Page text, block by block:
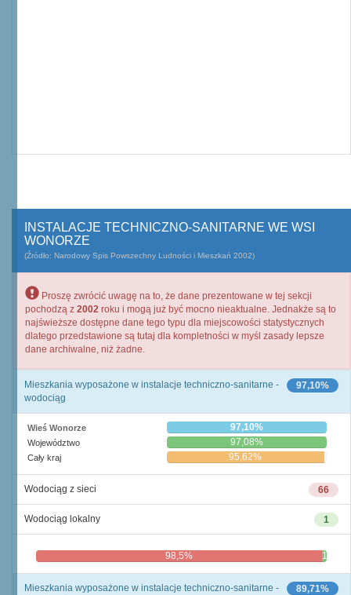
INSTALACJE TECHNICZNO-SANITARNE WE WSI
WONORZE
(Źródło: Narodowy Spis Powszechny Ludności i Mieszkań 2002)
Proszę zwrócić uwagę na to, że dane prezentowane w tej sekcji
pochodzą z 2002 roku i mogą już być mocno nieaktualne. Jednakże są to
najświeższe dostępne dane tego typu dla miejscowości statystycznych
dlatego przedstawione są tutaj dla kompletności w myśl zasady lepsze
dane archiwalne, niż żadne.
97,10%
Mieszkania wyposażone w instalacje techniczno-sanitarne -
wodociąg
Wieś Wonorze 97,10%
Województwo 97,08%
Cały kraj 95,62%
66
Wodociąg z sieci
1
Wodociąg lokalny
98,5% 1,5%
89,71%
Mieszkania wyposażone w instalacje techniczno-sanitarne -